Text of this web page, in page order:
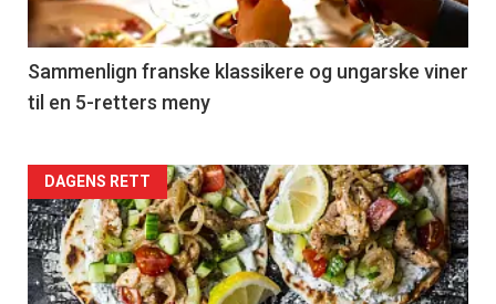
-
5
Sammenlign franske klassikere og ungarske viner
til en 5-retters meny
Forsiden
akkurat
nå
DAGENS RETT